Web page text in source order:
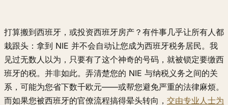
打算搬到西班牙，或投资西班牙房产？有件事几乎让所有人都
栽跟头：拿到 NIE 并不会自动让您成为西班牙税务居民。我
见过无数人以为，只要有了这个神奇的号码，就被锁定要缴西
班牙的税。并非如此。弄清楚您的 NIE 与纳税义务之间的关
系，可能为您省下数千欧元——或帮您避免严重的法律麻烦。
而如果您被西班牙的官僚流程搞得晕头转向， 交由专业人士为